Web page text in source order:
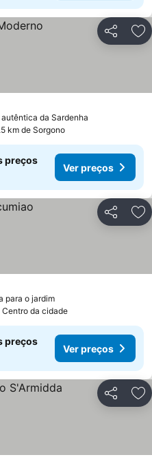
Partilhar
da Sardenha
km de Sorgono
preços
Ver preços
Partilhar
para o jardim
Centro da cidade
preços
Ver preços
Partilhar